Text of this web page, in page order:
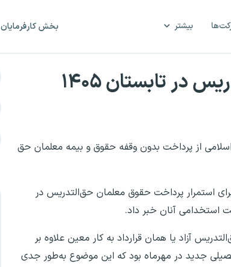
بیشتر بخش کارفرمایان
تابستان ۱۴۰۵
از پرداخت بدون وقفه حقوق و بیمه معلمان حق
استمرار پرداخت حقوق معلمان حق‌التدریس در
استخدامی آنان خبر داد.
آزاد یا همان قرارداد به کار معین علاوه بر
جدید در مهرماه بود که این موضوع به‌طور جدی